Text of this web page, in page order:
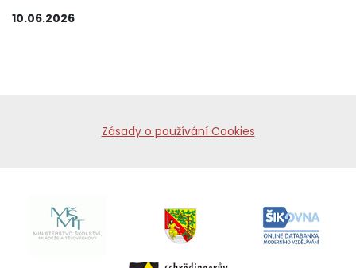
10.06.2026
Zásady o používání Cookies